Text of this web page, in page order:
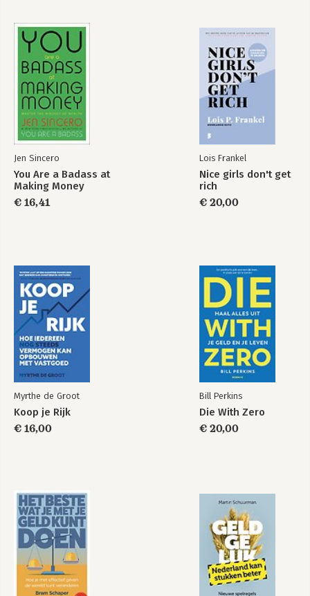
You Are a Badass at
Making Money
11 Innerlijke rijkdom
12 Volhouden
13 Verandering komt nooit alleen
Dankwoord
Jen Sincero
You Are a Badass at
Making Money
€ 16,41
Lois Frankel
Nice girls don't get
rich
€ 20,00
Myrthe de Groot
Koop je Rijk
€ 16,00
Bill Perkins
Die With Zero
€ 20,00